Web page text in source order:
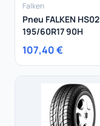
Falken
Pneu FALKEN HS02
195/60R17 90H
107,40 €